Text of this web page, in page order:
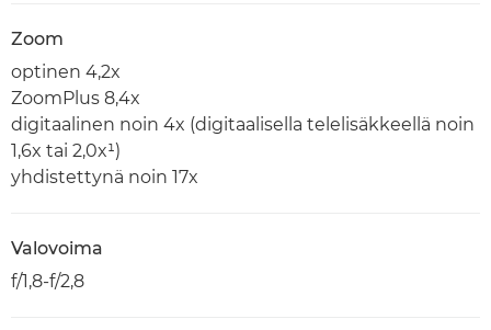
Zoom
optinen 4,2x
ZoomPlus 8,4x
digitaalinen noin 4x (digitaalisella telelisäkkeellä noin
1,6x tai 2,0x¹)
yhdistettynä noin 17x
Valovoima
f/1,8-f/2,8